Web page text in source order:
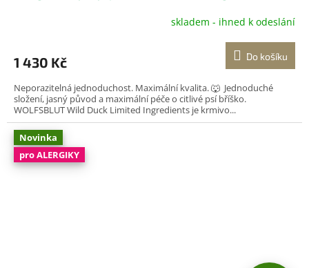
skladem - ihned k odeslání
1 430 Kč Do košíku
Neporazitelná jednoduchost. Maximální kvalita. 🐺 Jednoduché
složení, jasný původ a maximální péče o citlivé psí bříško.
WOLFSBLUT Wild Duck Limited Ingredients je krmivo...
Novinka
pro ALERGIKY